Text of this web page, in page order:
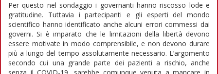
Per questo nel sondaggio i governanti hanno riscosso lode e
gratitudine. Tuttavia i partecipanti e gli esperti del mondo
scientifico hanno identificato anche alcuni errori commessi dai
governi. Si è imparato che le limitazioni della libertà devono
essere motivate in modo comprensibile, e non devono durare
più a lungo del tempo assolutamente necessario. L’argomento
secondo cui una grande parte dei pazienti a rischio, anche